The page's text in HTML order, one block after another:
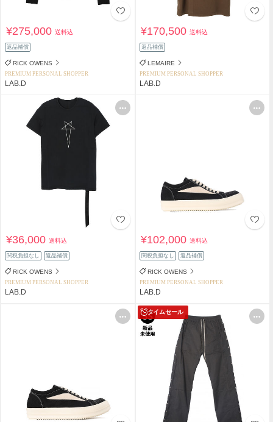
¥275,000送料込
返品補償
RICK OWENS
PREMIUM PERSONAL SHOPPER
LAB.D
¥170,500送料込
返品補償
LEMAIRE
PREMIUM PERSONAL SHOPPER
LAB.D
¥36,000送料込
関税負担なし 返品補償
RICK OWENS
PREMIUM PERSONAL SHOPPER
LAB.D
¥102,000送料込
関税負担なし 返品補償
RICK OWENS
PREMIUM PERSONAL SHOPPER
LAB.D
タイムセール